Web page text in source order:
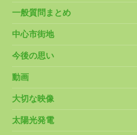
一般質問まとめ
中心市街地
今後の思い
動画
大切な映像
太陽光発電